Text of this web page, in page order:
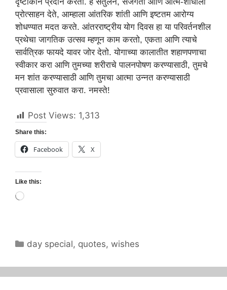
प्रोत्साहन देते, आम्हाला आंतरिक शांती आणि इष्टतम आरोग्य
शोधण्यात मदत करते. आंतरराष्ट्रीय योग दिवस हा या परिवर्तनशील
प्रथेचा जागतिक उत्सव म्हणून काम करतो, एकता आणि त्याचे
सार्वत्रिक फायदे यावर जोर देतो. योगाच्या कालातीत शहाणपणाचा
स्वीकार करा आणि तुमच्या शरीराचे पालनपोषण करण्यासाठी, तुमचे
मन शांत करण्यासाठी आणि तुमचा आत्मा उन्नत करण्यासाठी
प्रवासाला सुरुवात करा. नमस्ते!
Post Views: 1,313
Share this:
Facebook X
Like this:
Loading…
Categories
day special, quotes,wishes